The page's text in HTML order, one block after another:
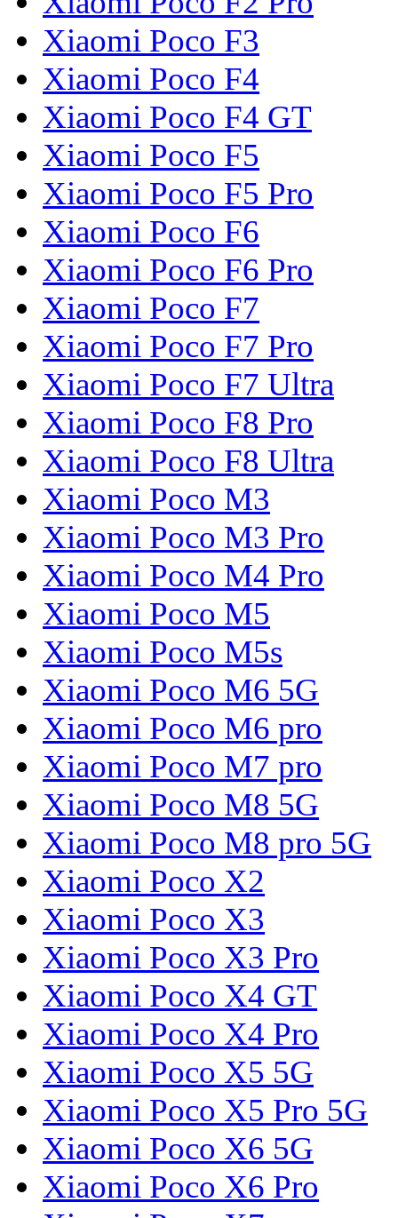
Xiaomi Poco F3
Xiaomi Poco F4
Xiaomi Poco F4 GT
Xiaomi Poco F5
Xiaomi Poco F5 Pro
Xiaomi Poco F6
Xiaomi Poco F6 Pro
Xiaomi Poco F7
Xiaomi Poco F7 Pro
Xiaomi Poco F7 Ultra
Xiaomi Poco F8 Pro
Xiaomi Poco F8 Ultra
Xiaomi Poco M3
Xiaomi Poco M3 Pro
Xiaomi Poco M4 Pro
Xiaomi Poco M5
Xiaomi Poco M5s
Xiaomi Poco M6 5G
Xiaomi Poco M6 pro
Xiaomi Poco M7 pro
Xiaomi Poco M8 5G
Xiaomi Poco M8 pro 5G
Xiaomi Poco X2
Xiaomi Poco X3
Xiaomi Poco X3 Pro
Xiaomi Poco X4 GT
Xiaomi Poco X4 Pro
Xiaomi Poco X5 5G
Xiaomi Poco X5 Pro 5G
Xiaomi Poco X6 5G
Xiaomi Poco X6 Pro